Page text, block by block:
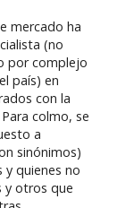
mercado ha
(no
por complejo
país) en
con la
colmo, se
a
sinónimos)
quienes no
y otros que